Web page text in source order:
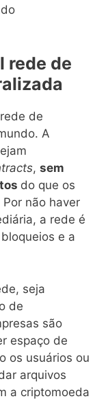
rede de
de
A
, sem
do que os
não haver
a rede é
e a
seja
de
são
espaço de
os usuários ou
arquivos
a criptomoeda